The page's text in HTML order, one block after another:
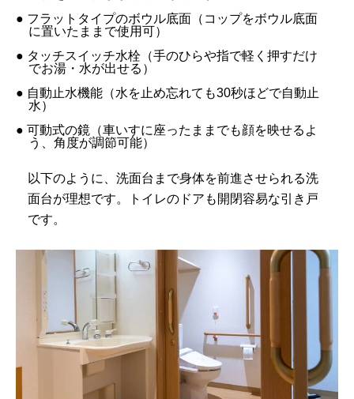
● フラットタイプのボウル底面（コップをボウル底面
に置いたままで使用可）
● タッチスイッチ水栓（手のひらや指で軽く押すだけ
でお湯・水が出せる）
● 自動止水機能（水を止め忘れても30秒ほどで自動止
水）
● 可動式の鏡（車いすに座ったままでも顔を映せるよ
う、角度が調節可能）
以下のように、洗面台まで身体を前進させられる洗
面台が理想です。トイレのドアも開閉容易な引き戸
です。